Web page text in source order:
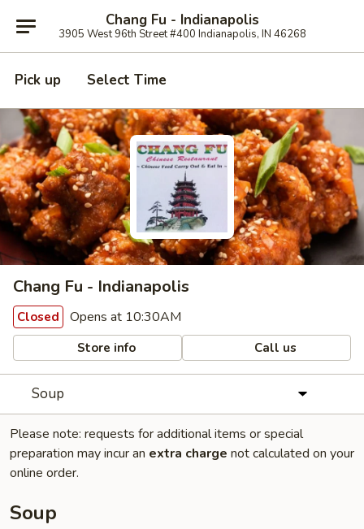
Chang Fu - Indianapolis
3905 West 96th Street #400 Indianapolis, IN 46268
Pick up Select Time
Chang Fu - Indianapolis
Closed Opens at 10:30AM
Store info Call us
Soup
Please note: requests for additional items or special
preparation may incur an extra charge not calculated on your
online order.
Soup